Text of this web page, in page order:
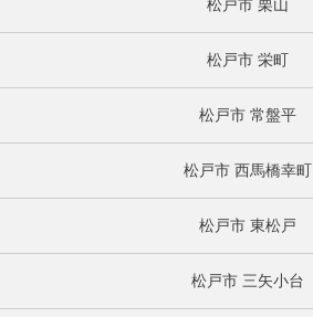
松戸市 栗山
松戸市 栄町
松戸市 常盤平
松戸市 西馬橋幸町
松戸市 東松戸
松戸市 三矢小台